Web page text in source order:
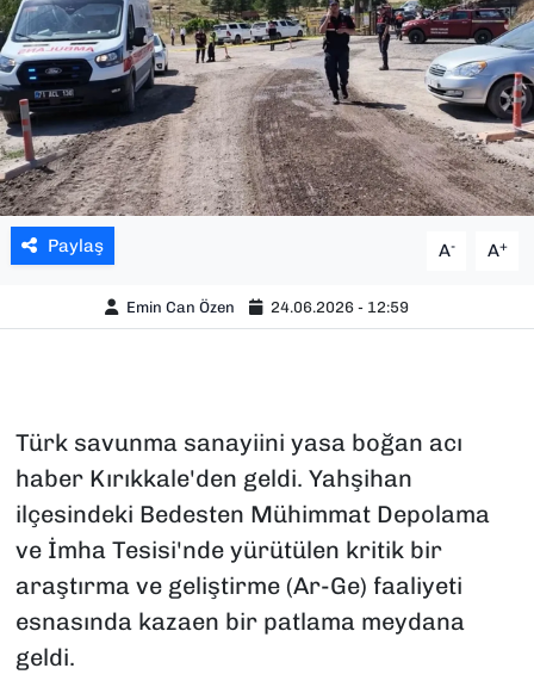
Paylaş A- A+
Emin Can Özen 24.06.2026 - 12:59
Türk savunma sanayiini yasa boğan acı
haber Kırıkkale'den geldi. Yahşihan
ilçesindeki Bedesten Mühimmat Depolama
ve İmha Tesisi'nde yürütülen kritik bir
araştırma ve geliştirme (Ar-Ge) faaliyeti
esnasında kazaen bir patlama meydana
geldi.
TEKNOLOJİ
YAŞAM
YEREL YÖNETİMLER